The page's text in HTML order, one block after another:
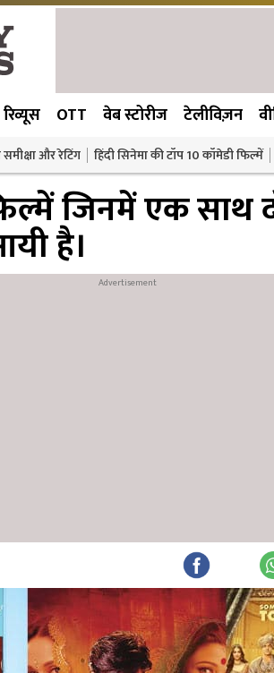
रिव्यूस OTT वेब स्टोरीज टेलीविज़न
और रेटिंग हिंदी सिनेमा की टॉप 10 कॉमेडी फिल्में
जिनमें एक साथ
है।